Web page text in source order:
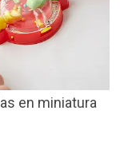
en miniatura